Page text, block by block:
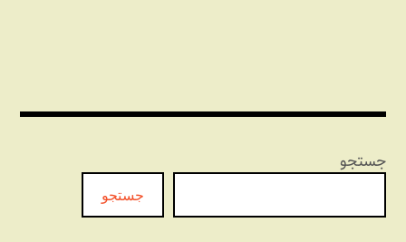
جستجو
جستجو